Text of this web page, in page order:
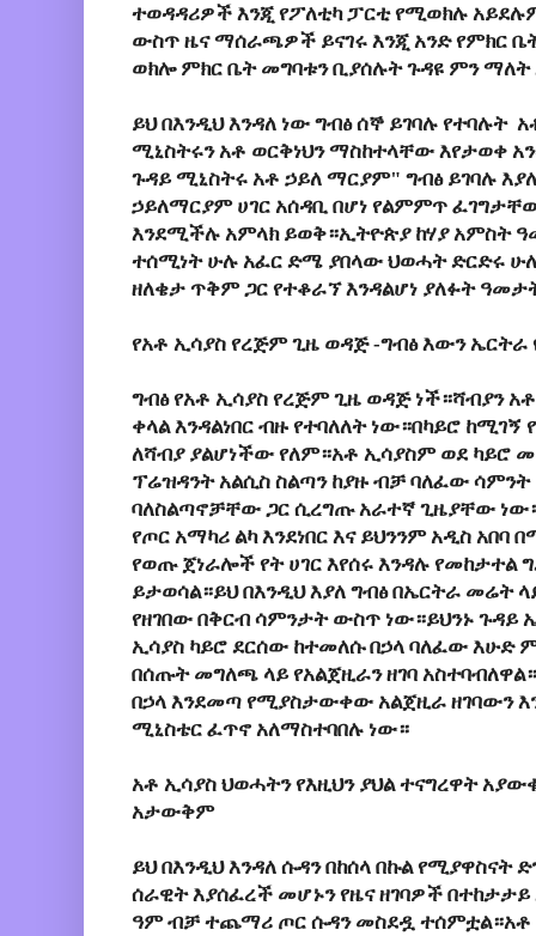
ተወዳዳሪዎች እንጂ የፖለቲካ ፓርቲ የሚወክሉ አይደሉም
ውስጥ ዜና ማሰራጫዎች ይናገሩ እንጂ አንድ የምክር
ወክሎ ምክር ቤት መግባቱን ቢያሰሉት ጉዳዩ ምን ማለት
ይህ በእንዲህ እንዳለ ነው ግብፅ ሰኞ ይገባሉ
ሚኒስትሩን አቶ ወርቅነህን ማስከተላቸው እየታወቀ
ጉዳይ ሚኒስትሩ አቶ ኃይለ ማርያም" ግብፅ ይገባሉ
ኃይለማርያም ሀገር አሰዳቢ በሆነ የልምምጥ
እንደሚችሉ አምላክ ይወቅ።ኢትዮጵያ ከሃያ አምስት
ተሰሚነት ሁሉ አፈር ድሜ ያበላው ህወሓት ድርድሩ ሁሉ
ዘለቄታ ጥቅም ጋር የተቆራኘ እንዳልሆነ ያለፉት
የአቶ ኢሳያስ የረጅም ጊዜ ወዳጅ -ግብፅ እውን ኤርትራ
ግብፅ የአቶ ኢሳያስ የረጅም ጊዜ ወዳጅ ነች።ሻብያን
ቀላል እንዳልነበር ብዙ የተባለለት ነው።በካይሮ ከሚገኝ
ለሻብያ ያልሆነችው የለም።አቶ ኢሳያስም ወደ ካይሮ
ፕሬዝዳንት አልሲስ ስልጣን ከያዙ ብቻ ባለፈው
ባለስልጣኖቻቸው ጋር ሲረግጡ አራተኛ ጊዜያቸው
የጦር አማካሪ ልካ እንደነበር እና ይህንንም አዲስ
የወጡ ጀነራሎች የት ሀገር እየሰሩ እንዳሉ
ይታወሳል።ይህ በእንዲህ እያለ ግብፅ በኤርትራ መሬት
የዘገበው በቅርብ ሳምንታት ውስጥ ነው።ይህንኑ ጉዳይ
ኢሳያስ ካይሮ ደርሰው ከተመለሱ በኃላ ባለፈው እሁድ
በሰጡት መግለጫ ላይ የአልጀዚራን ዘገባ
በኃላ እንደመጣ የሚያስታውቀው አልጀዚራ ዘገባውን
ሚኒስቴር ፈጥኖ አለማስተባበሉ ነው።
አቶ ኢሳያስ ህወሓትን የእዚህን ያህል ተናግረዋት
አታውቅም
ይህ በእንዲህ እንዳለ ሱዳን በከሰላ በኩል የሚያዋስናት
ሰራዊት እያሰፈረች መሆኑን የዜና ዘገባዎች በተከታታይ
ዓም ብቻ ተጨማሪ ጦር ሱዳን መስደዷ ተሰምቷል።አቶ